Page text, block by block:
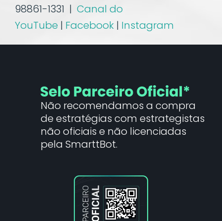
98861-1331 | Canal do
YouTube | Facebook | Instagram
Não recomendamos a compra
de estratégias com estrategistas
não oficiais e não licenciadas
pela SmarttBot.